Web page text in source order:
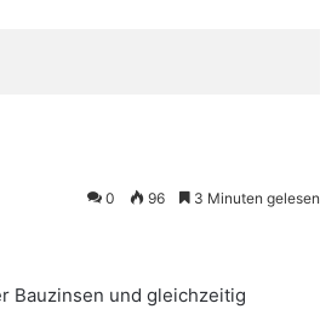
0 96 3 Minuten gelesen
Bauzinsen und gleichzeitig